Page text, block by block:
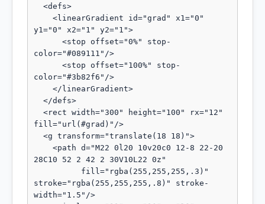
y1="0" x2="1" y2="1">
color="#089111"/>
color="#3b82f6"/>
fill="url(#grad)"/>
28C10 52 2 42 2 30V10L22 0z"
stroke="rgba(255,255,255,.8)" stroke-
width="1.5"/>